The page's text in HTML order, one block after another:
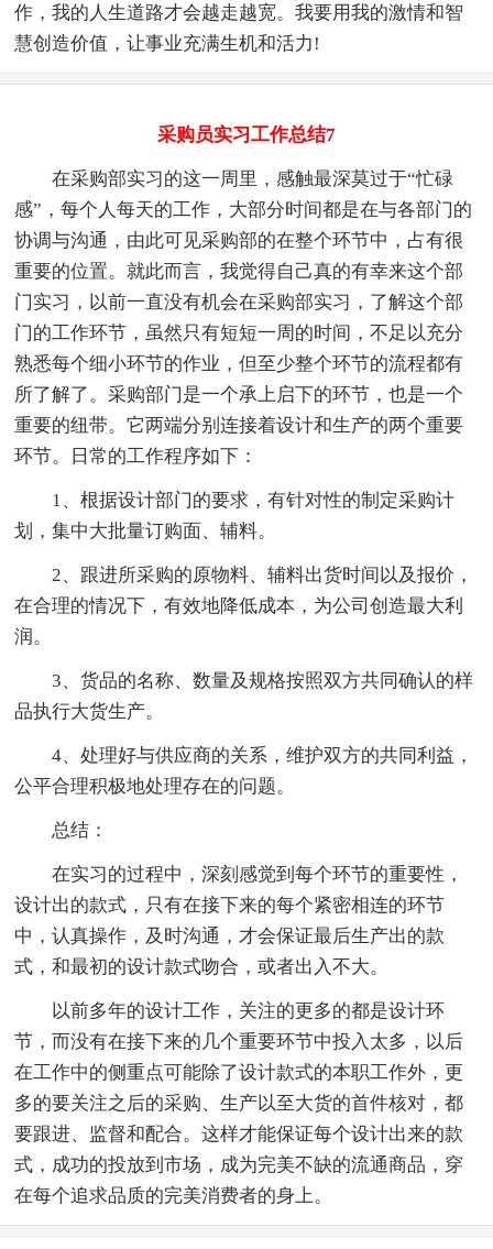
作，我的人生道路才会越走越宽。我要用我的激情和智
慧创造价值，让事业充满生机和活力!
采购员实习工作总结7
在采购部实习的这一周里，感触最深莫过于“忙碌
感”，每个人每天的工作，大部分时间都是在与各部门的
协调与沟通，由此可见采购部的在整个环节中，占有很
重要的位置。就此而言，我觉得自己真的有幸来这个部
门实习，以前一直没有机会在采购部实习，了解这个部
门的工作环节，虽然只有短短一周的时间，不足以充分
熟悉每个细小环节的作业，但至少整个环节的流程都有
所了解了。采购部门是一个承上启下的环节，也是一个
重要的纽带。它两端分别连接着设计和生产的两个重要
环节。日常的工作程序如下：
1、根据设计部门的要求，有针对性的制定采购计
划，集中大批量订购面、辅料。
2、跟进所采购的原物料、辅料出货时间以及报价，
在合理的情况下，有效地降低成本，为公司创造最大利
润。
3、货品的名称、数量及规格按照双方共同确认的样
品执行大货生产。
4、处理好与供应商的关系，维护双方的共同利益，
公平合理积极地处理存在的问题。
总结：
在实习的过程中，深刻感觉到每个环节的重要性，
设计出的款式，只有在接下来的每个紧密相连的环节
中，认真操作，及时沟通，才会保证最后生产出的款
式，和最初的设计款式吻合，或者出入不大。
以前多年的设计工作，关注的更多的都是设计环
节，而没有在接下来的几个重要环节中投入太多，以后
在工作中的侧重点可能除了设计款式的本职工作外，更
多的要关注之后的采购、生产以至大货的首件核对，都
要跟进、监督和配合。这样才能保证每个设计出来的款
式，成功的投放到市场，成为完美不缺的流通商品，穿
在每个追求品质的完美消费者的身上。